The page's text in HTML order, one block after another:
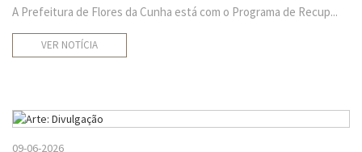
A Prefeitura de Flores da Cunha está com o Programa de Recup...
VER NOTÍCIA
09-06-2026